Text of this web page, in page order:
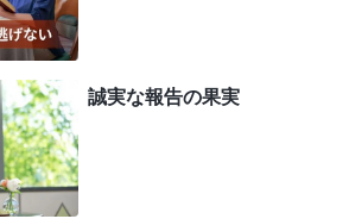
労者は同労者ではないのです。問
も反キリストがそれについて考
たら、他の人たちにこうするよ
それに疑問を差しはさむことは
リストにとって他の人たちと協
何ですか。基本的にそれは、自
誠実な報告の果実